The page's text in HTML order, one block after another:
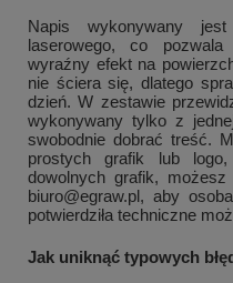
Napis wykonywany
laserowego, co
wyraźny efekt na
nie ściera się, dlatego
dzień. W zestawie
wykonywany tylko z
swobodnie dobrać treść.
prostych grafik lub
dowolnych grafik,
biuro@egraw.pl, aby
potwierdziła techniczne
Jak uniknąć typowych